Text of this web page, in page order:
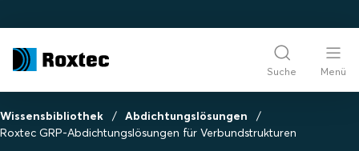
Suche Menü
Wissensbibliothek
Abdichtungslösungen
Roxtec GRP-Abdichtungslösungen für Verbundstrukturen